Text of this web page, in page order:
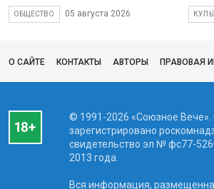
ОБЩЕСТВО 05 августа 2026
О САЙТЕ КОНТАКТЫ АВТОРЫ ПРАВОВАЯ
© 1991-2026 «Союзное Вече».
зарегистрировано
свидетельство эл № фc77-
2013 года.
Вся информация,